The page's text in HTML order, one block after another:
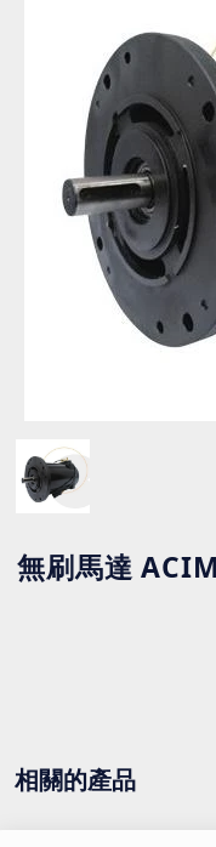
無刷馬達 ACIM
相關的產品